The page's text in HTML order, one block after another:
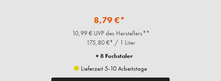
8,79 €*
10,99 € UVP des Herstellers**
175,80 €* / 1 Liter
+ 8 Fuchstaler
Lieferzeit 5-10 Arbeitstage